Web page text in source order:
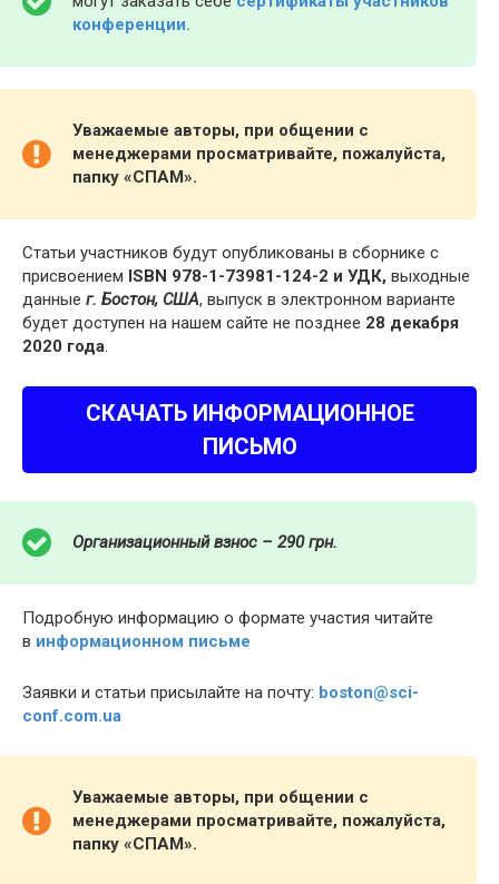
конференции.
Уважаемые авторы, при общении с
менеджерами просматривайте, пожалуйста,
папку «СПАМ».
Статьи участников будут опубликованы в сборнике с
присвоением ISBN 978-1-73981-124-2 и УДК, выходные
данные г. Бостон, США, выпуск в электронном варианте
будет доступен на нашем сайте не позднее 28 декабря
2020 года.
СКАЧАТЬ ИНФОРМАЦИОННОЕ
ПИСЬМО
Организационный взнос – 290 грн.
Подробную информацию о формате участия читайте
в информационном письме
Заявки и статьи присылайте на почту: boston@sci-
conf.com.ua
Уважаемые авторы, при общении с
менеджерами просматривайте, пожалуйста,
папку «СПАМ».